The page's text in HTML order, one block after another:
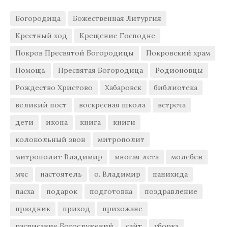
Богородица
Божественная Литургия
Крестный ход
Крещение Господне
Покров Пресвятой Богородицы
Покровский храм
Помощь
Пресвятая Богородица
Родионовцы
Рождество Христово
Хабаровск
библиотека
великий пост
воскресная школа
встреча
дети
икона книга
книги
колокольный звон
митрополит
митрополит Владимир
многая лета
молебен
мчс
настоятель о. Владимир
панихида
пасха
подарок подготовка
поздравление
праздник
приход
прихожане